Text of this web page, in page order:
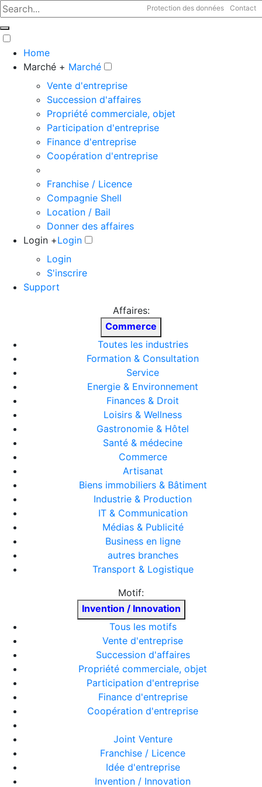
Protection des données Contact
Home
Marché + Marché
Vente d'entreprise
Succession d'affaires
Propriété commerciale, objet
Participation d'entreprise
Finance d'entreprise
Coopération d'entreprise
Franchise / Licence
Compagnie Shell
Location / Bail
Donner des affaires
Login +Login
Login
S'inscrire
Support
Affaires:
Commerce
Toutes les industries
Formation & Consultation
Service
Energie & Environnement
Finances & Droit
Loisirs & Wellness
Gastronomie & Hôtel
Santé & médecine
Commerce
Artisanat
Biens immobiliers & Bâtiment
Industrie & Production
IT & Communication
Médias & Publicité
Business en ligne
autres branches
Transport & Logistique
Motif:
Invention / Innovation
Tous les motifs
Vente d'entreprise
Succession d'affaires
Propriété commerciale, objet
Participation d'entreprise
Finance d'entreprise
Coopération d'entreprise
Joint Venture
Franchise / Licence
Idée d'entreprise
Invention / Innovation